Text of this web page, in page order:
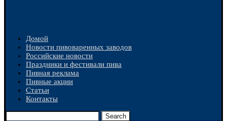
Домой
Новости пивоваренных заводов
Российские новости
Праздники и фестивали пива
Пивная реклама
Пивные акции
Статьи
Контакты
Search